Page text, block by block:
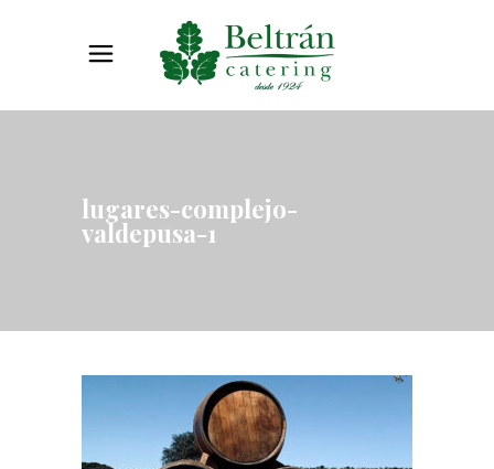
lugares-complejo-
valdepusa-1